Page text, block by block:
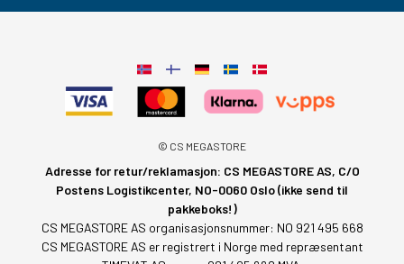
© CS MEGASTORE
Adresse for retur/reklamasjon: CS MEGASTORE AS, C/O
Postens Logistikcenter, NO-0060 Oslo (ikke send til
pakkeboks!)
CS MEGASTORE AS organisasjonsnummer: NO 921 495 668
CS MEGASTORE AS er registrert i Norge med repræsentant